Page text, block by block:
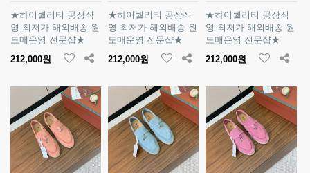
★하이퀄리티 공장직
영 최저가 해외배송 원
도매운영 전문샵★
212,000원
★하이퀄리티 공장직
영 최저가 해외배송 원
도매운영 전문샵★
212,000원
★하이퀄리티 공장직
영 최저가 해외배송 원
도매운영 전문샵★
212,000원